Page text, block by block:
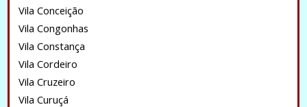
Vila Conceição
Vila Congonhas
Vila Constança
Vila Cordeiro
Vila Cruzeiro
Vila Curuçá